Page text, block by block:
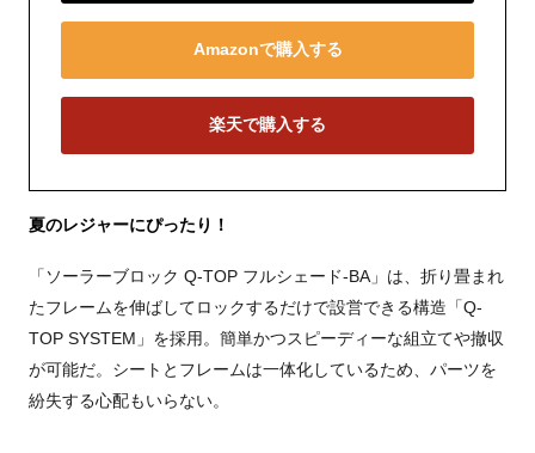
Amazonで購入する
楽天で購入する
夏のレジャーにぴったり！
「ソーラーブロック Q-TOP フルシェード-BA」は、折り畳まれ
たフレームを伸ばしてロックするだけで設営できる構造「Q-
TOP SYSTEM」を採用。簡単かつスピーディーな組立てや撤収
が可能だ。シートとフレームは一体化しているため、パーツを
紛失する心配もいらない。